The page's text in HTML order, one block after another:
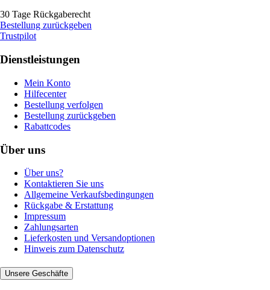
30 Tage Rückgaberecht
Bestellung zurückgeben
Trustpilot
Dienstleistungen
Mein Konto
Hilfecenter
Bestellung verfolgen
Bestellung zurückgeben
Rabattcodes
Über uns
Über uns?
Kontaktieren Sie uns
Allgemeine Verkaufsbedingungen
Rückgabe & Erstattung
Impressum
Zahlungsarten
Lieferkosten und Versandoptionen
Hinweis zum Datenschutz
Unsere Geschäfte